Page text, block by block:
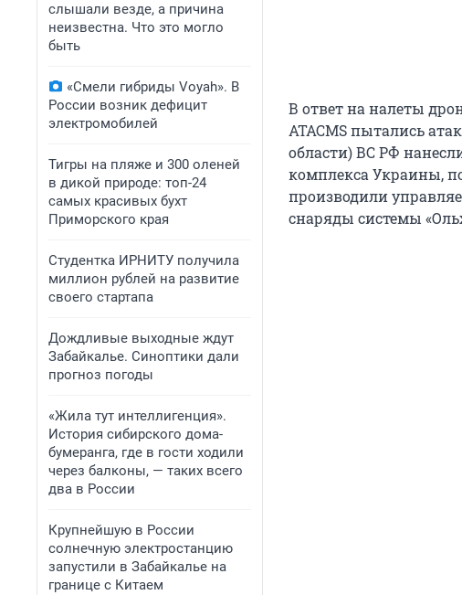
слышали везде, а причина
неизвестна. Что это могло
быть
«Смели гибриды Voyah». В
России возник дефицит
электромобилей
Тигры на пляже и 300 оленей
в дикой природе: топ-24
самых красивых бухт
Приморского края
Студентка ИРНИТУ получила
миллион рублей на развитие
своего стартапа
Дождливые выходные ждут
Забайкалье. Синоптики дали
прогноз погоды
«Жила тут интеллигенция».
История сибирского дома-
бумеранга, где в гости ходили
через балконы, — таких всего
два в России
Крупнейшую в России
солнечную электростанцию
запустили в Забайкалье на
границе с Китаем
В ответ на налеты
ATACMS пытались
области) ВС РФ
комплекса Украины,
производили
снаряды системы